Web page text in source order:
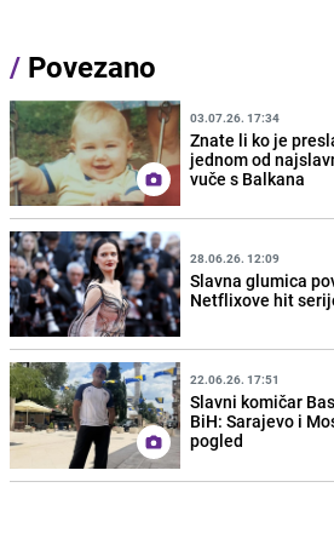
/ Povezano
03.07.26. 17:34
Znate li ko je
jednom od
vuče s Balkana
28.06.26. 12:09
Slavna glumica
Netflixove hit
22.06.26. 17:51
Slavni komičar
BiH: Sarajevo i
pogled